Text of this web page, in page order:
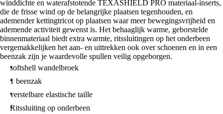
winddichte en waterafstotende TEXASHIELD PRO materiaal-inserts,
die de frisse wind op de belangrijke plaatsen tegenhouden, en
ademender kettingtricot op plaatsen waar meer bewegingsvrijheid en
ademende activiteit gewenst is. Het behaaglijk warme, geborstelde
binnenmateriaal biedt extra warmte, ritssluitingen op het onderbeen
vergemakkelijken het aan- en uittrekken ook over schoenen en in een
beenzak zijn je waardevolle spullen veilig opgeborgen.
softshell wandelbroek
1 beenzak
verstelbare elastische taille
Ritssluiting op onderbeen